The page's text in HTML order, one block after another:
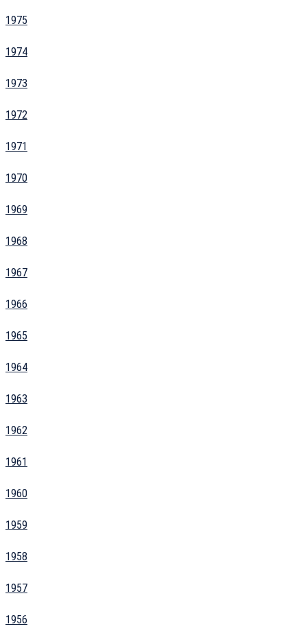
1975
1974
1973
1972
1971
1970
1969
1968
1967
1966
1965
1964
1963
1962
1961
1960
1959
1958
1957
1956